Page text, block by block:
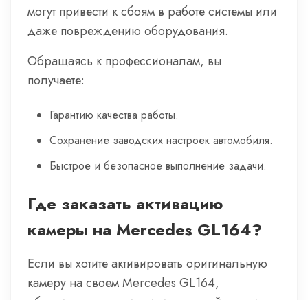
могут привести к сбоям в работе системы или
даже повреждению оборудования.
Обращаясь к профессионалам, вы
получаете:
Гарантию качества работы.
Сохранение заводских настроек автомобиля.
Быстрое и безопасное выполнение задачи.
Где заказать активацию
камеры на Mercedes GL164?
Если вы хотите активировать оригинальную
камеру на своем Mercedes GL164,